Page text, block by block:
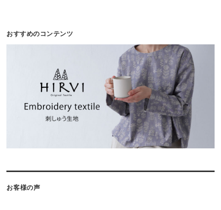
おすすめのコンテンツ
お客様の声